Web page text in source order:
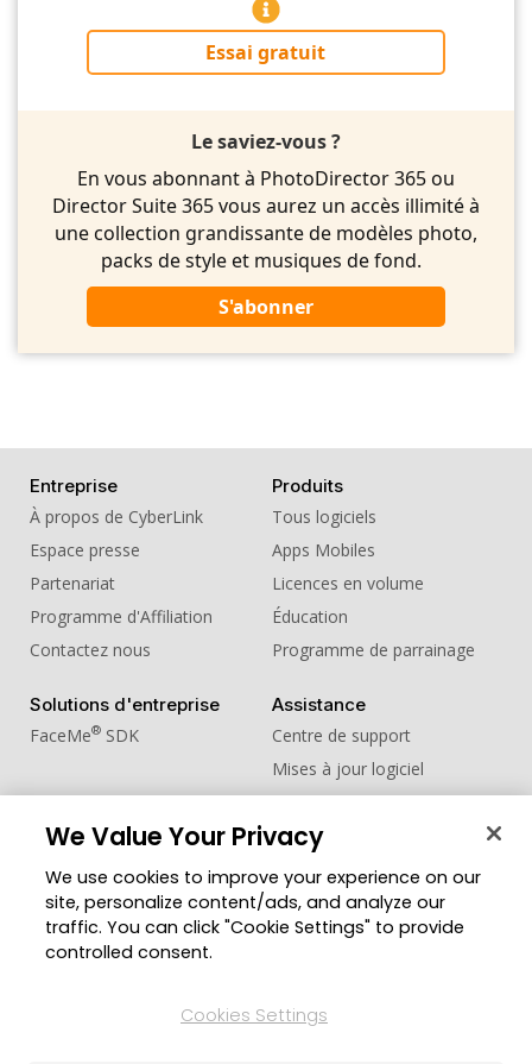
Essai gratuit
Le saviez-vous ?
En vous abonnant à PhotoDirector 365 ou
Director Suite 365 vous aurez un accès illimité à
une collection grandissante de modèles photo,
packs de style et musiques de fond.
S'abonner
Entreprise
À propos de CyberLink
Espace presse
Partenariat
Programme d'Affiliation
Contactez nous
Produits
Tous logiciels
Apps Mobiles
Licences en volume
Éducation
Programme de parrainage
Solutions d'entreprise
FaceMe® SDK
Assistance
Centre de support
Mises à jour logiciel
Centre d'apprentissage
Zone des Membres
Blog
Changer de région
We Value Your Privacy
We use cookies to improve your experience on our
site, personalize content/ads, and analyze our
traffic. You can click "Cookie Settings" to provide
controlled consent.
Cookies Settings